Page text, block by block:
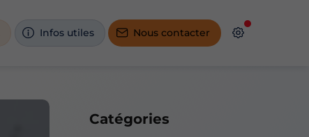
Infos utiles Nous contacter
Catégories